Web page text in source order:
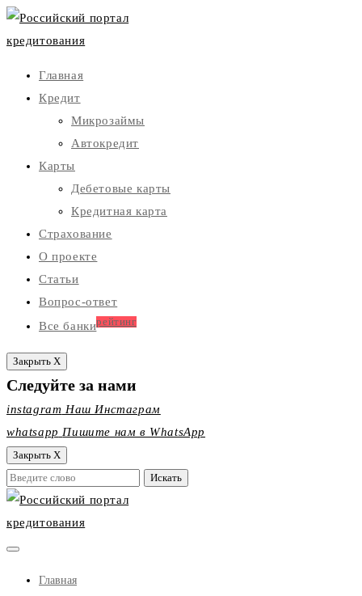
Главная
Кредит
Микрозаймы
Автокредит
Карты
Дебетовые карты
Кредитная карта
Страхование
О проекте
Статьи
Вопрос-ответ
Все банкирейтинг
Закрыть X
Следуйте за нами
instagram Наш Инстаграм
whatsapp Пишите нам в WhatsApp
Закрыть X
Главная